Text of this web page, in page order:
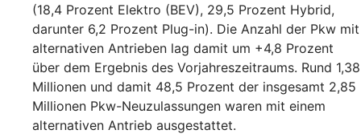
(18,4 Prozent Elektro (BEV), 29,5 Prozent Hybrid,
darunter 6,2 Prozent Plug-in). Die Anzahl der Pkw mit
alternativen Antrieben lag damit um +4,8 Prozent
über dem Ergebnis des Vorjahreszeitraums. Rund 1,38
Millionen und damit 48,5 Prozent der insgesamt 2,85
Millionen Pkw-Neuzulassungen waren mit einem
alternativen Antrieb ausgestattet.